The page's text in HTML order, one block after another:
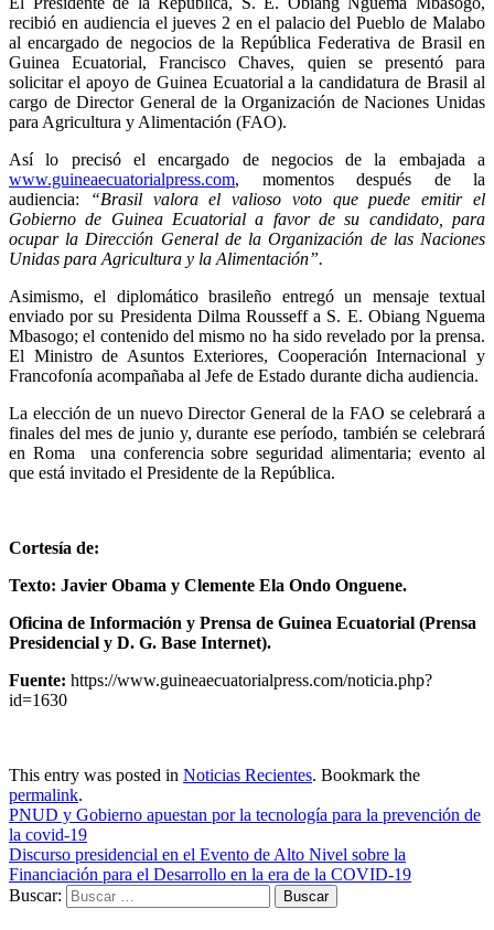
recibió en audiencia el jueves 2 en el palacio del Pueblo de Malabo
al encargado de negocios de la República Federativa de Brasil en
Guinea Ecuatorial, Francisco Chaves, quien se presentó para
solicitar el apoyo de Guinea Ecuatorial a la candidatura de Brasil al
cargo de Director General de la Organización de Naciones Unidas
para Agricultura y Alimentación (FAO).
Así lo precisó el encargado de negocios de la embajada a
www.guineaecuatorialpress.com, momentos después de la
audiencia:
“Brasil valora el valioso voto que puede emitir el
Gobierno de Guinea Ecuatorial a favor de su candidato, para
ocupar la Dirección General de la Organización de las Naciones
Unidas para Agricultura y la Alimentación”.
Asimismo, el diplomático brasileño entregó un mensaje textual
enviado por su Presidenta Dilma Rousseff a S. E. Obiang Nguema
Mbasogo; el contenido del mismo no ha sido revelado por la prensa.
El Ministro de Asuntos Exteriores, Cooperación Internacional y
Francofonía acompañaba al Jefe de Estado durante dicha audiencia.
La elección de un nuevo Director General de la FAO se celebrará a
finales del mes de junio y, durante ese período, también se celebrará
en Roma una conferencia sobre seguridad alimentaria; evento al
que está invitado el Presidente de la República.
Cortesía de:
Texto: Javier Obama y Clemente Ela Ondo Onguene.
Oficina de Información y Prensa de Guinea Ecuatorial (Prensa
Presidencial y D. G. Base Internet).
Fuente: https://www.guineaecuatorialpress.com/noticia.php?
id=1630
This entry was posted in Noticias Recientes. Bookmark the
permalink.
PNUD y Gobierno apuestan por la tecnología para la prevención de
la covid-19
Discurso presidencial en el Evento de Alto Nivel sobre la
Financiación para el Desarrollo en la era de la COVID-19
Buscar: